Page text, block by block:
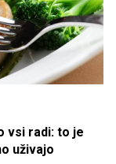
vsi radi: to je
uživajo